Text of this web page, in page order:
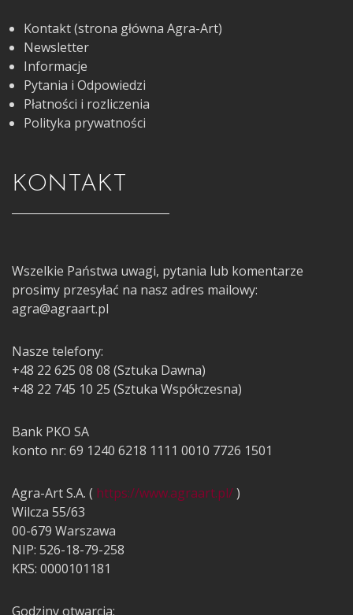
Kontakt (strona główna Agra-Art)
Newsletter
Informacje
Pytania i Odpowiedzi
Płatności i rozliczenia
Polityka prywatności
KONTAKT
Wszelkie Państwa uwagi, pytania lub komentarze
prosimy przesyłać na nasz adres mailowy:
agra@agraart.pl
Nasze telefony:
+48 22 625 08 08 (Sztuka Dawna)
+48 22 745 10 25 (Sztuka Współczesna)
Bank PKO SA
konto nr: 69 1240 6218 1111 0010 7726 1501
Agra-Art S.A. ( https://www.agraart.pl/)
Wilcza 55/63
00-679 Warszawa
NIP: 526-18-79-258
KRS: 0000101181
Godziny otwarcia: